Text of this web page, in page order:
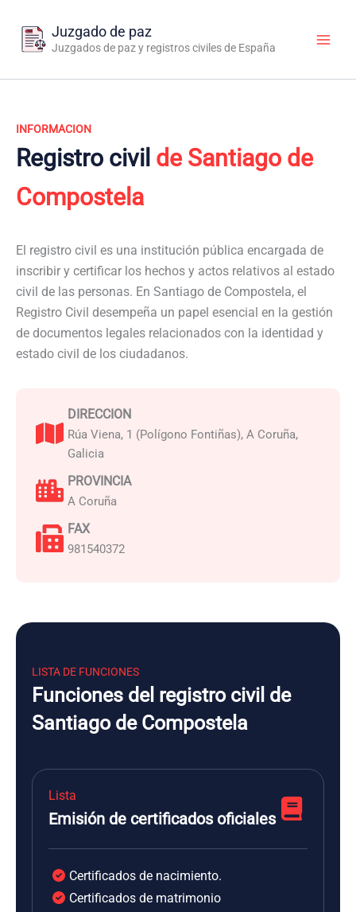
contenido
Juzgado de paz
Juzgados de paz y registros civiles de España
INFORMACION
Registro civil de Santiago de
Compostela
El registro civil es una institución pública encargada de
inscribir y certificar los hechos y actos relativos al estado
civil de las personas. En Santiago de Compostela, el
Registro Civil desempeña un papel esencial en la gestión
de documentos legales relacionados con la identidad y
estado civil de los ciudadanos.
DIRECCION
Rúa Viena, 1 (Polígono Fontiñas), A Coruña,
Galicia
PROVINCIA
A Coruña
FAX
981540372
LISTA DE FUNCIONES
Funciones del registro civil de
Santiago de Compostela
Lista
Emisión de certificados oficiales
Certificados de nacimiento.
Certificados de matrimonio